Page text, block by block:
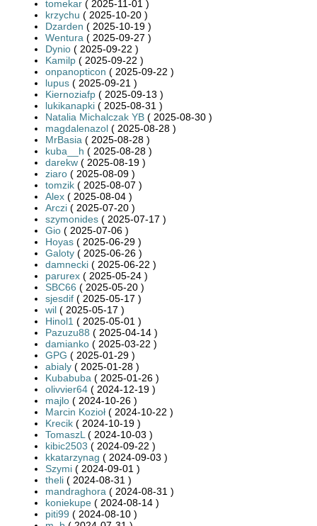
tomekar ( 2025-11-01 )
krzychu ( 2025-10-20 )
Dzarden ( 2025-10-19 )
Wentura ( 2025-09-27 )
Dynio ( 2025-09-22 )
Kamilp ( 2025-09-22 )
onpanopticon ( 2025-09-22 )
lupus ( 2025-09-21 )
Kiernoziafp ( 2025-09-13 )
lukikanapki ( 2025-08-31 )
Natalia Michalczak YB ( 2025-08-30 )
magdalenazol ( 2025-08-28 )
MrBasia ( 2025-08-28 )
kuba__h ( 2025-08-28 )
darekw ( 2025-08-19 )
ziaro ( 2025-08-09 )
tomzik ( 2025-08-07 )
Alex ( 2025-08-04 )
Arczi ( 2025-07-20 )
szymonides ( 2025-07-17 )
Gio ( 2025-07-06 )
Hoyas ( 2025-06-29 )
Galoty ( 2025-06-26 )
damnecki ( 2025-06-22 )
parurex ( 2025-05-24 )
SBC66 ( 2025-05-20 )
sjesdif ( 2025-05-17 )
wil ( 2025-05-17 )
Hinol1 ( 2025-05-01 )
Pazuzu88 ( 2025-04-14 )
damianko ( 2025-03-22 )
GPG ( 2025-01-29 )
abialy ( 2025-01-28 )
Kubabuba ( 2025-01-26 )
olivvier64 ( 2024-12-19 )
majlo ( 2024-10-26 )
Marcin Kozioł ( 2024-10-22 )
Krecik ( 2024-10-19 )
TomaszL ( 2024-10-03 )
kibic2503 ( 2024-09-22 )
kkatarzynag ( 2024-09-03 )
Szymi ( 2024-09-01 )
theli ( 2024-08-31 )
mandraghora ( 2024-08-31 )
koniekupe ( 2024-08-14 )
piti99 ( 2024-08-10 )